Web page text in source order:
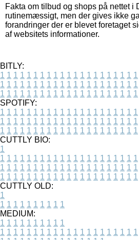
Fakta om tilbud og shops på nettet i
rutinemæssigt, men der gives ikke
forandringer der er blevet foretaget
af websitets informationer.
BITLY:
1 1 1 1 1 1 1 1 1 1 1 1 1 1 1 1 1 1 1 1 1
1 1 1 1 1 1 1 1 1 1 1 1 1 1 1 1 1 1 1 1 1
1 1 1 1 1 1 1 1 1 1 1 1 1 1 1 1 1 1 1 1 1
SPOTIFY:
1 1 1 1 1 1 1 1 1 1 1 1 1 1 1 1 1 1 1 1 1
1 1 1 1 1 1 1 1 1 1 1 1 1 1 1 1 1 1 1 1 1
1 1 1 1 1 1 1 1 1 1 1 1 1 1 1 1 1 1 1 1 1
CUTTLY BIO:
1
1 1 1 1 1 1 1 1 1 1 1 1 1 1 1 1 1 1 1 1 1
1 1 1 1 1 1 1 1 1 1 1 1 1 1 1 1 1 1 1 1 1
1 1 1 1 1 1 1 1 1 1 1 1 1 1 1 1 1 1 1 1 1
CUTTLY OLD:
1
1 1 1 1 1 1 1 1 1 1
MEDIUM:
1 1 1 1 1 1 1 1 1 1
1 1 1 1 1 1 1 1 1 1 1 1 1 1 1 1 1 1 1 1 1